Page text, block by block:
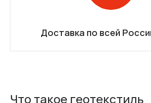
Доставка по всей
Что такое геотекстиль